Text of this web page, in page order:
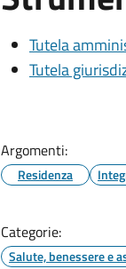
Tutela
Tutela
Argomenti:
Residenza
Categorie:
Salute, benessere e